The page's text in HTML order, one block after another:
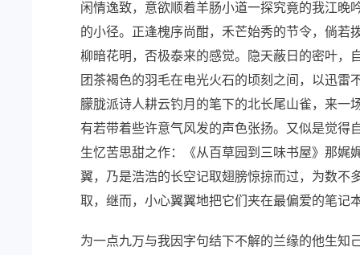
闲情逸致，意欲顺着羊肠小道一探究竟的我江晚
的小径。正逢槐序尚酣，禾芒始秀的节令，倘若
柳暗花明，否极泰来的感觉。隐天蔽日的密叶，
团茶褐色的羽毛在电光火石的顷刻之间，以迅雷
朦胧派诗人耕云钓月的笔下的北长尾山雀，来一
有若带着些许意气风发的声色张扬。又似是觉得
生忆苦思甜之作：《从百草园到三味书屋》那娓
翼，乃是浩浩的长空记取翅膀惊掠而过，为数不
取，继而，小心翼翼地把它们夹在最偏爱的笔记
为一点九万与我因字句结下不解的兰缘的他生知